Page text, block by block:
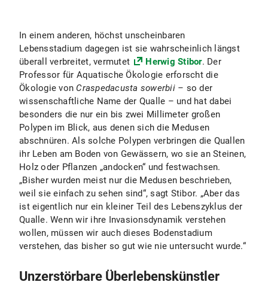
In einem anderen, höchst unscheinbaren
Lebensstadium dagegen ist sie wahrscheinlich längst
überall verbreitet, vermutet
Herwig Stibor. Der
Professor für Aquatische Ökologie erforscht die
Ökologie von Craspedacusta sowerbii – so der
wissenschaftliche Name der Qualle – und hat dabei
besonders die nur ein bis zwei Millimeter großen
Polypen im Blick, aus denen sich die Medusen
abschnüren. Als solche Polypen verbringen die Quallen
ihr Leben am Boden von Gewässern, wo sie an Steinen,
Holz oder Pflanzen „andocken“ und festwachsen.
„Bisher wurden meist nur die Medusen beschrieben,
weil sie einfach zu sehen sind“, sagt Stibor. „Aber das
ist eigentlich nur ein kleiner Teil des Lebenszyklus der
Qualle. Wenn wir ihre Invasionsdynamik verstehen
wollen, müssen wir auch dieses Bodenstadium
verstehen, das bisher so gut wie nie untersucht wurde.“
Unzerstörbare Überlebenskünstler